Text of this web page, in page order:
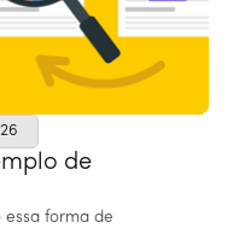
de
essa forma de